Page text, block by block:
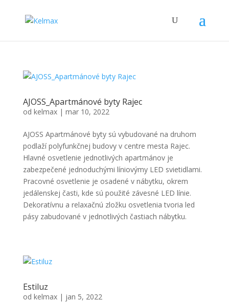
AJOSS_Apartmánové byty Rajec
od kelmax| mar 10, 2022
AJOSS Apartmánové byty sú vybudované na druhom
podlaží polyfunkčnej budovy v centre mesta Rajec.
Hlavné osvetlenie jednotlivých apartmánov je
zabezpečené jednoduchými líniovýmy LED svietidlami.
Pracovné osvetlenie je osadené v nábytku, okrem
jedálenskej časti, kde sú použité závesné LED línie.
Dekoratívnu a relaxačnú zložku osvetlenia tvoria led
pásy zabudované v jednotlivých častiach nábytku.
Estiluz
od kelmax| jan 5, 2022